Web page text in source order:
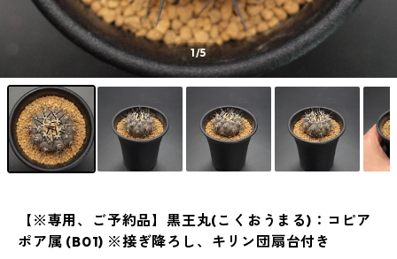
1/5
【※専用、ご予約品】黒王丸(こくおうまる)：コピア
ポア属 (B01) ※接ぎ降ろし、キリン団扇台付き